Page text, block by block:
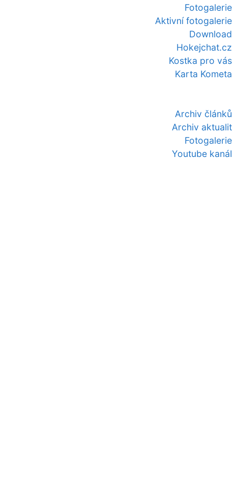
Fotogalerie
Aktivní fotogalerie
Download
Hokejchat.cz
Kostka pro vás
Karta Kometa
Archiv článků
Archiv aktualit
Fotogalerie
Youtube kanál